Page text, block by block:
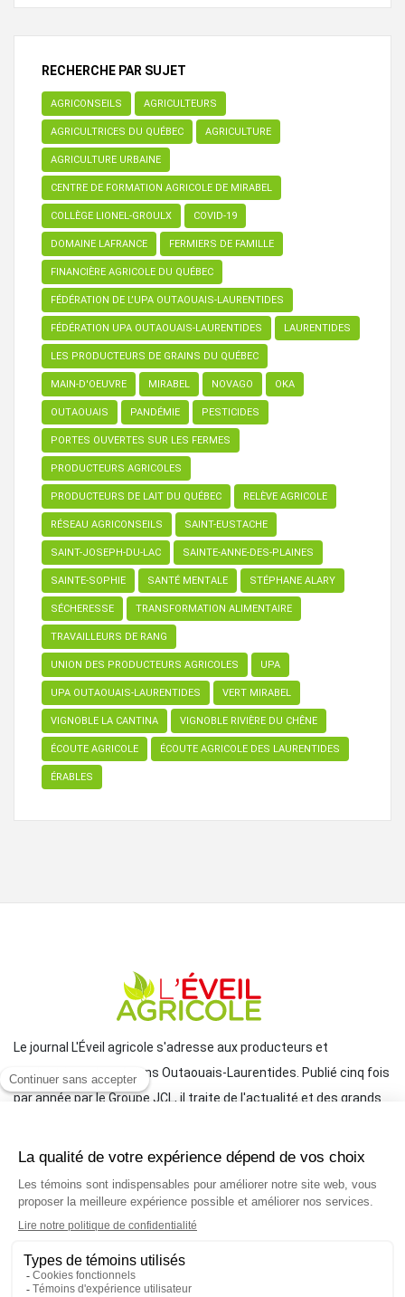
RECHERCHE PAR SUJET
AGRICONSEILS AGRICULTEURS
AGRICULTRICES DU QUÉBEC AGRICULTURE
AGRICULTURE URBAINE
CENTRE DE FORMATION AGRICOLE DE MIRABEL
COLLÈGE LIONEL-GROULX COVID-19
DOMAINE LAFRANCE FERMIERS DE FAMILLE
FINANCIÈRE AGRICOLE DU QUÉBEC
FÉDÉRATION DE L’UPA OUTAOUAIS-LAURENTIDES
FÉDÉRATION UPA OUTAOUAIS-LAURENTIDES LAURENTIDES
LES PRODUCTEURS DE GRAINS DU QUÉBEC
MAIN-D'OEUVRE MIRABEL NOVAGO OKA
OUTAOUAIS PANDÉMIE PESTICIDES
PORTES OUVERTES SUR LES FERMES
PRODUCTEURS AGRICOLES
PRODUCTEURS DE LAIT DU QUÉBEC RELÈVE AGRICOLE
RÉSEAU AGRICONSEILS SAINT-EUSTACHE
SAINT-JOSEPH-DU-LAC SAINTE-ANNE-DES-PLAINES
SAINTE-SOPHIE SANTÉ MENTALE STÉPHANE ALARY
SÉCHERESSE TRANSFORMATION ALIMENTAIRE
TRAVAILLEURS DE RANG
UNION DES PRODUCTEURS AGRICOLES UPA
UPA OUTAOUAIS-LAURENTIDES VERT MIRABEL
VIGNOBLE LA CANTINA VIGNOBLE RIVIÈRE DU CHÊNE
ÉCOUTE AGRICOLE ÉCOUTE AGRICOLE DES LAURENTIDES
ÉRABLES
Le journal L'Éveil agricole s'adresse aux producteurs et
productrices des régions Outaouais-Laurentides. Publié cinq fois
par année par le Groupe JCL, il traite de l'actualité et des grands
COORDONNÉES
mlemay@groupejcl.ca
450 472-3440, poste 250
UNE INITIATIVE DU